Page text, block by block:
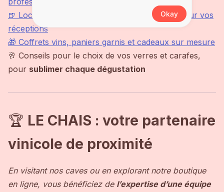
🍺 Location de pompe à bière et accessoires pour vos
réceptions
🎁 Coffrets vins, paniers garnis et cadeaux sur mesure
🥂 Conseils pour le choix de vos verres et carafes,
pour sublimer chaque dégustation
🏆 LE CHAIS : votre partenaire
vinicole de proximité
En visitant nos caves ou en explorant notre boutique
en ligne, vous bénéficiez de l’expertise d’une équipe
Okay